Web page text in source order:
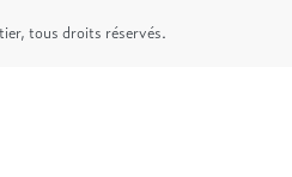
tous droits réservés.